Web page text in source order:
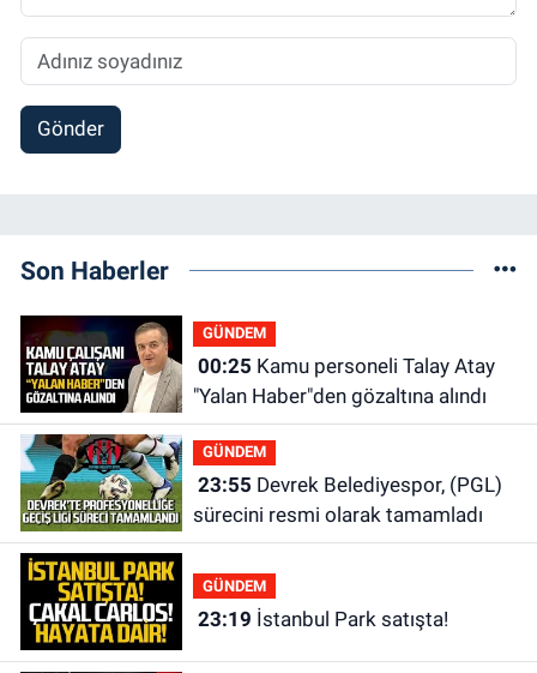
Gönder
Son Haberler
GÜNDEM
00:25
"Yalan Haber"den gözaltına alındı
GÜNDEM
23:55
sürecini resmi olarak tamamladı
GÜNDEM
23:19 İstanbul Park satışta!